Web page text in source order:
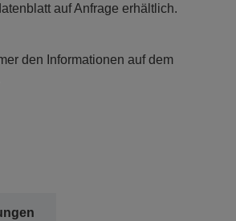
auf Anfrage erhältlich.
den Informationen auf dem